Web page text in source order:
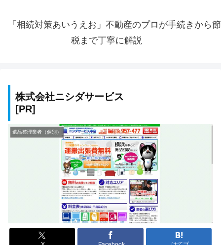
「相続対策あいうえお」不動産のプロが手続きから節
税まで丁寧に解説
株式会社ニシダサービス
遺品整理業者（個別）